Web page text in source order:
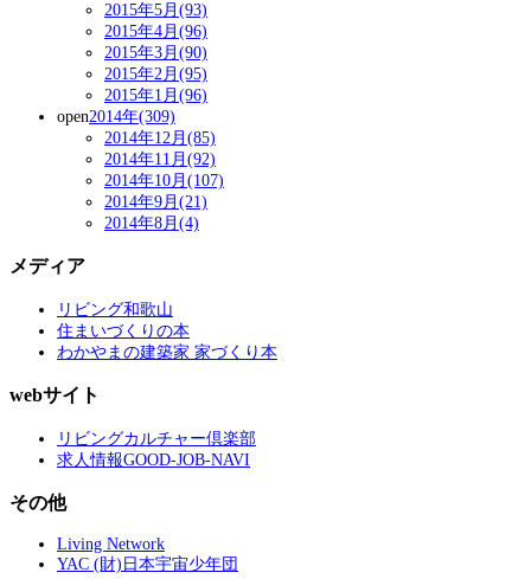
2015年5月(93)
2015年4月(96)
2015年3月(90)
2015年2月(95)
2015年1月(96)
open2014年(309)
2014年12月(85)
2014年11月(92)
2014年10月(107)
2014年9月(21)
2014年8月(4)
メディア
リビング和歌山
住まいづくりの本
わかやまの建築家 家づくり本
webサイト
リビングカルチャー倶楽部
求人情報GOOD-JOB-NAVI
その他
Living Network
YAC (財)日本宇宙少年団